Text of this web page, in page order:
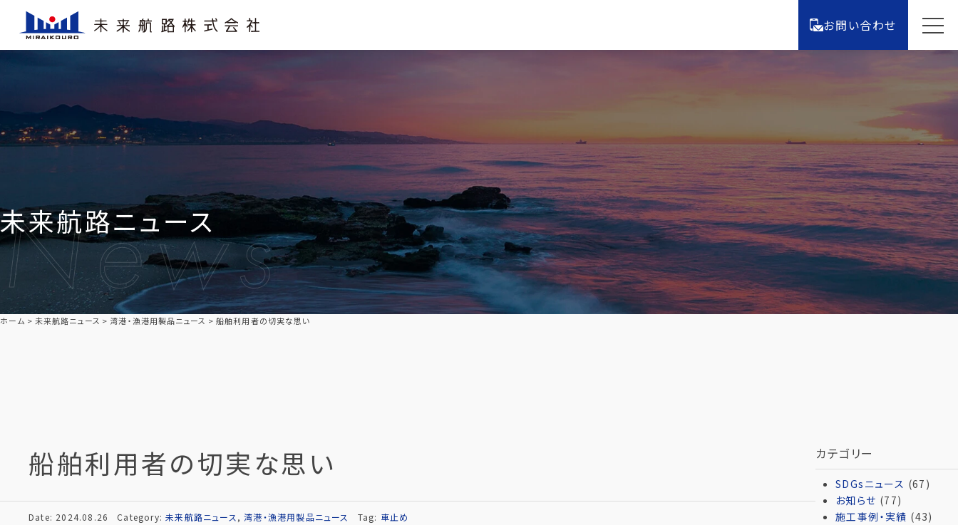
お問い合わせ
未来航路ニュース
ホーム 未来航路ニュース 湾港・漁港用製品ニュース 船舶利用者の切実な思い
船舶利用者の切実な思い
Date: 2024.08.26 Category:未来航路ニュース ,湾港・漁港用製品ニュース Tag: 車止め
カテゴリー
SDGsニュース (67)
お知らせ (77)
施工事例・実績 (43)